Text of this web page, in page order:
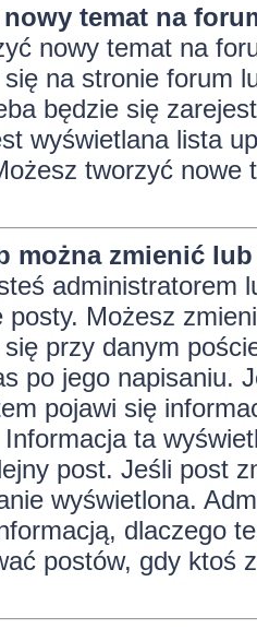
temat na
nowy temat na
na stronie forum
będzie się
wyświetlana lista
tworzyć nowe
można zmienić
administratorem
posty. Możesz
przy danym
po jego napisaniu.
pojawi się
ta
post. Jeśli post
wyświetlona.
dlaczego
postów, gdy ktoś